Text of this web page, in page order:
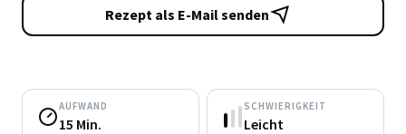
Rezept als E-Mail senden
AUFWAND
15 Min.
SCHWIERIGKEIT
Leicht